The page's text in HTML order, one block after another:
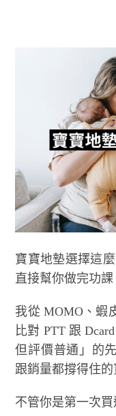
寶寶地墊選擇這
直接幫你做完功課
我從 MOMO、蝦
比對 PTT 跟
但評價普通」的
跟銷量都撐得住的
不管你是第一次